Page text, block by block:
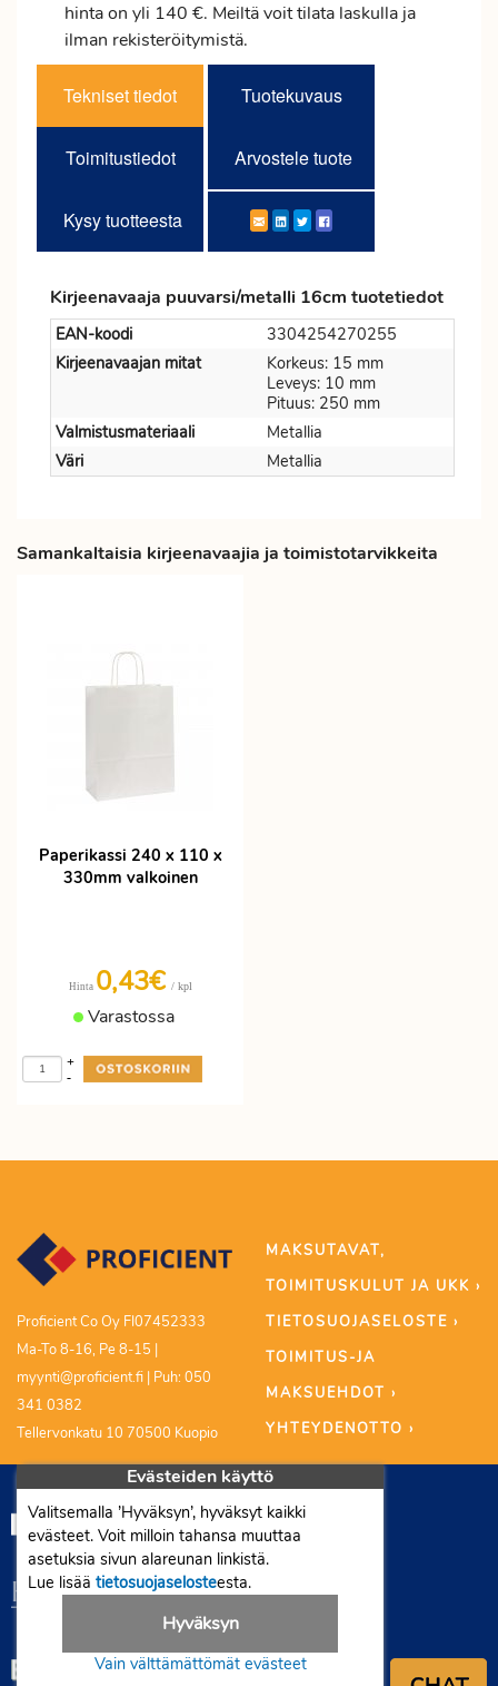
hinta on yli 140 €. Meiltä voit tilata laskulla ja
ilman rekisteröitymistä.
Tekniset tiedot Tuotekuvaus
Toimitustiedot Arvostele tuote
Kysy tuotteesta
Kirjeenavaaja puuvarsi/metalli 16cm tuotetiedot
EAN-koodi
3304254270255
Kirjeenavaajan mitat
Korkeus: 15 mm
Leveys: 10 mm
Pituus: 250 mm
Valmistusmateriaali
Metallia
Väri
Metallia
Samankaltaisia kirjeenavaajia ja toimistotarvikkeita
Paperikassi 240 x 110 x
330mm valkoinen
Hinta 0,43€ / kpl
Varastossa
-
+
Proficient Co Oy FI07452333
Ma-To 8-16, Pe 8-15 |
myynti@proficient.fi | Puh: 050
341 0382
Tellervonkatu 10 70500 Kuopio
MAKSUTAVAT,
TOIMITUSKULUT JA UKK ›
TIETOSUOJASELOSTE ›
TOIMITUS-JA
MAKSUEHDOT ›
YHTEYDENOTTO ›
Evästeiden käyttö
Valitsemalla ’Hyväksyn’, hyväksyt kaikki
evästeet. Voit milloin tahansa muuttaa
asetuksia sivun alareunan linkistä.
Lue lisää tietosuojaselosteesta.
Hyväksyn
Vain välttämättömät evästeet